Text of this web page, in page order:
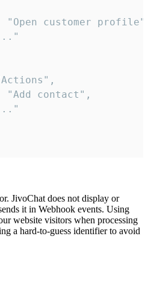
"Open customer
"Add contact",
JivoChat does not display or
it in Webhook events. Using
website visitors when processing
a hard-to-guess identifier to avoid